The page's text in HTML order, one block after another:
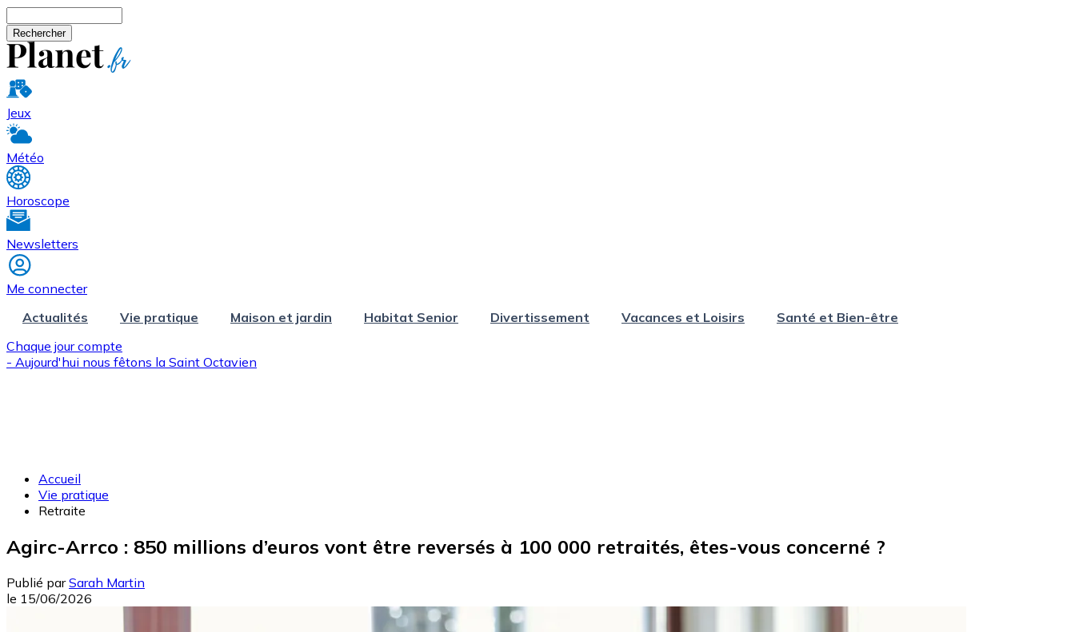
Jeux
Météo
Horoscope
Newsletters
Me connecter
Actualités
Vie pratique Maison et jardin Habitat Senior Divertissement Vacances et Loisirs
Santé et Bien-être
Chaque jour compte
- Aujourd'hui nous fêtons la Saint Octavien
Accueil
Vie pratique
Retraite
Agirc-Arrco : 850 millions d’euros vont être reversés à 100 000 retraités, êtes-vous concerné ?
Publié par Sarah Martin
le 15/06/2026